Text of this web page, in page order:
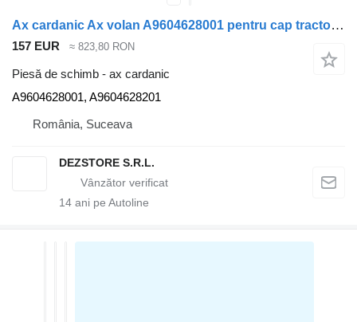
Ax cardanic Ax volan A9604628001 pentru cap tractor Mercedes-Benz ACTROS MP4
157 EUR ≈ 823,80 RON
Piesă de schimb - ax cardanic
A9604628001, A9604628201
România, Suceava
DEZSTORE S.R.L.
14 ani pe Autoline